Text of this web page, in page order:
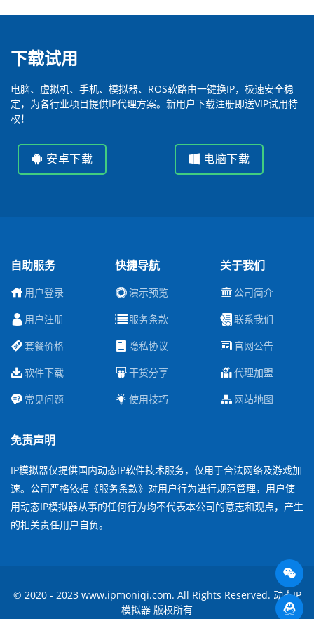
下载试用
电脑、虚拟机、手机、模拟器、ROS软路由一键换IP，极速安全稳
定，为各行业项目提供IP代理方案。新用户下载注册即送VIP试用特
权！
安卓下载 电脑下载
自助服务
用户登录
用户注册
套餐价格
软件下载
常见问题
快捷导航
演示预览
服务条款
隐私协议
干货分享
使用技巧
关于我们
公司简介
联系我们
官网公告
代理加盟
网站地图
免责声明
IP模拟器仅提供国内动态IP软件技术服务，仅用于合法网络及游戏加
速。公司严格依据《服务条款》对用户行为进行规范管理，用户使
用动态IP模拟器从事的任何行为均不代表本公司的意志和观点，产生
的相关责任用户自负。
© 2020 - 2023 www.ipmoniqi.com. All Rights Reserved. 动态IP
模拟器 版权所有